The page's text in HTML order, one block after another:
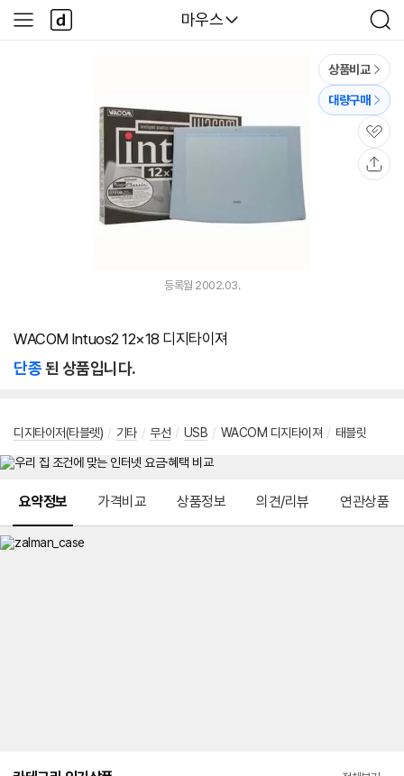
다나와
마우스
검
색
사
이
다
나
와
상품비교
대량구매
관
심
등록월 2002.03.
WACOM Intuos2 12×18 디지타이져
단종된 상품입니다.
디지타이저(타블렛) / 기타 / 무선 / USB / WACOM 디지타이져 / 태블릿
요약정보 가격비교 상품정보 의견/리뷰 연관상품